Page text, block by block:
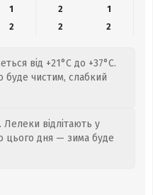
1 2
1
2 2 2
від +21°C до +37°C.
буде чистим, слабкий
відлітають у
цього дня — зима буде